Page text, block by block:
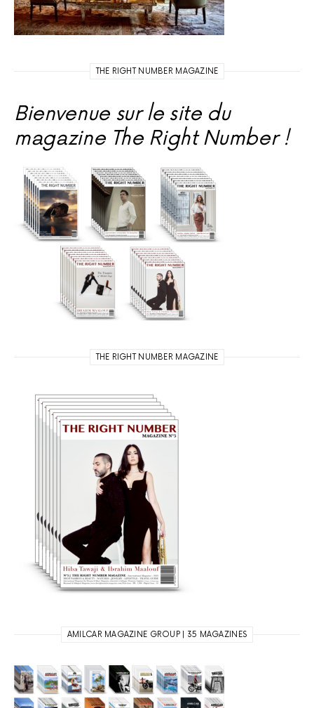
THE RIGHT NUMBER MAGAZINE
Bienvenue sur le site du
magazine The Right Number !
THE RIGHT NUMBER MAGAZINE
AMILCAR MAGAZINE GROUP | 35 MAGAZINES